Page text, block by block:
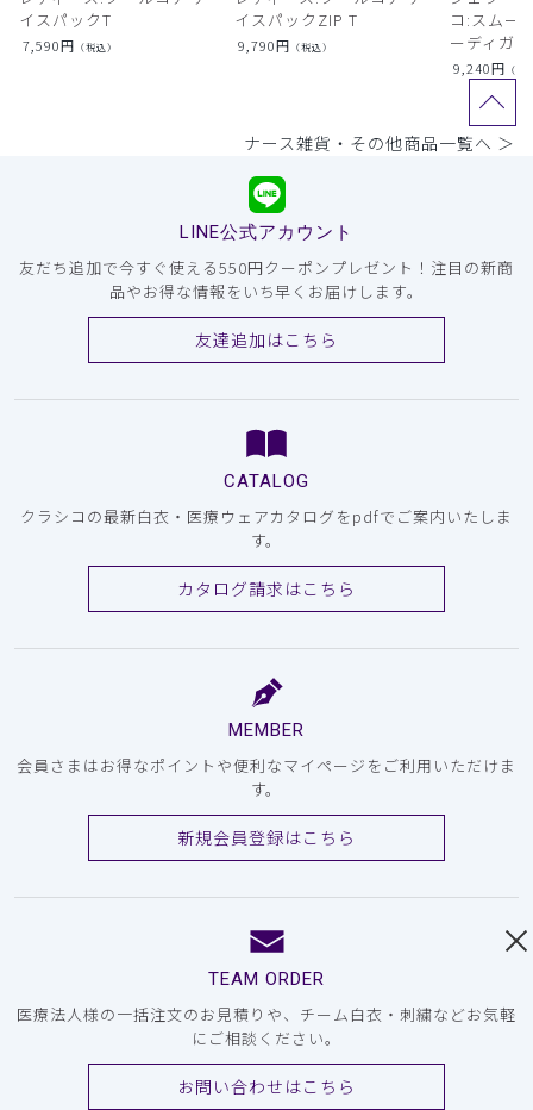
イスパックT
7,590円 （税込）
イスパックZIP T
9,790円 （税込）
コ:スムー
ーディガン
9,240円 （税
ナース雑貨・その他商品一覧へ ＞
LINE公式アカウント
友だち追加で今すぐ使える550円クーポンプレゼント！注目の新商
品やお得な情報をいち早くお届けします。
友達追加はこちら
CATALOG
クラシコの最新白衣・医療ウェアカタログをpdfでご案内いたしま
す。
カタログ請求はこちら
MEMBER
会員さまはお得なポイントや便利なマイページをご利用いただけま
す。
新規会員登録はこちら
TEAM ORDER
医療法人様の一括注文のお見積りや、チーム白衣・刺繍などお気軽
にご相談ください。
お問い合わせはこちら